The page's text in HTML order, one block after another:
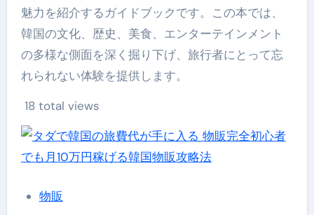
魅力を紹介するガイドブックです。この本では、
韓国の文化、歴史、美食、エンターテインメント
の多様な側面を深く掘り下げ、旅行者にとって忘
れられない体験を提供します。
18 total views
物販